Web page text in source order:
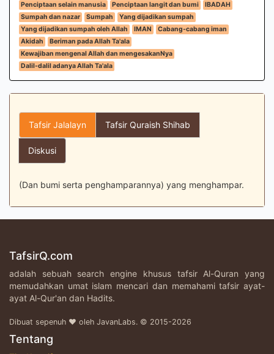
Penciptaan selain manusia
Penciptaan langit dan bumi
IBADAH
Sumpah dan nazar
Sumpah
Yang dijadikan sumpah
Yang dijadikan sumpah oleh Allah
IMAN
Cabang-cabang iman
Akidah
Beriman pada Allah Ta'ala
Kewajiban mengenal Allah dan mengesakanNya
Dalil-dalil adanya Allah Ta'ala
Tafsir Jalalayn Tafsir Quraish Shihab
Diskusi
(Dan bumi serta penghamparannya) yang menghampar.
TafsirQ.com
adalah sebuah search engine khusus tafsir Al-Quran yang
memudahkan umat islam mencari dan memahami tafsir ayat-
ayat Al-Qur'an dan Hadits.
Dibuat sepenuh ♥ oleh JavanLabs. © 2015-2026
Tentang